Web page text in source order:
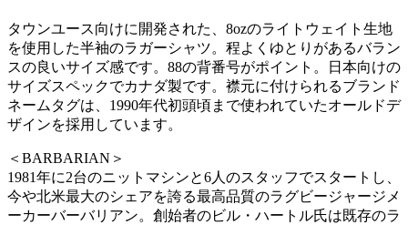
タウンユース向けに開発された、8ozのライトウェイト生地
を使用した半袖のラガーシャツ。程よくゆとりがあるバラン
スの良いサイズ感です。88の背番号がポイント。日本向けの
サイズスペックでカナダ製です。襟元に付けられるブランド
ネームタグは、1990年代初頭頃まで使われていたオールドデ
ザインを採用しています。
＜BARBARIAN＞
1981年に2台のニットマシンと6人のスタッフでスタートし、
今や北米最大のシェアを誇る最高品質のラグビージャージメ
ーカーバーバリアン。創始者のビル・ハートル氏は既存のラ